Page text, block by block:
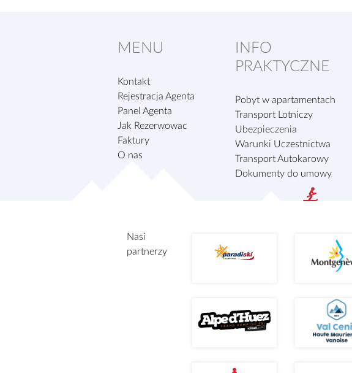
MENU
Kontakt
Rejestracja Agenta
Panel Agenta
Jak Rezerwowac
Faktury
O nas
INFO
PRAKTYCZNE
Pobyt w apartamentach
Transport Lotniczy
Ubezpieczenia
Warunki Uczestnictwa
Transport Autokarowy
Dokumenty do umowy
Nasi
partnerzy